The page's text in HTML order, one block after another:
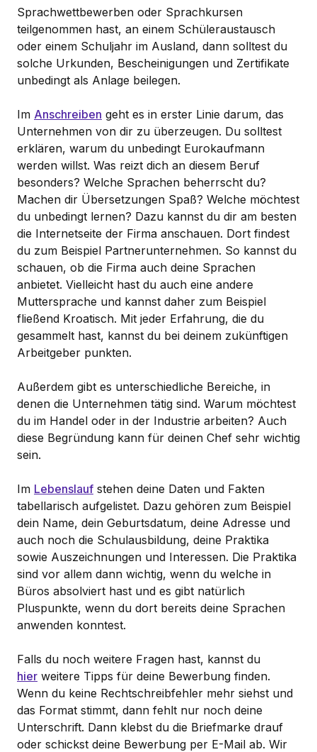
Sprachwettbewerben oder Sprachkursen
teilgenommen hast, an einem Schüleraustausch
oder einem Schuljahr im Ausland, dann solltest du
solche Urkunden, Bescheinigungen und Zertifikate
unbedingt als Anlage beilegen.
Im Anschreiben geht es in erster Linie darum, das
Unternehmen von dir zu überzeugen. Du solltest
erklären, warum du unbedingt Eurokaufmann
werden willst. Was reizt dich an diesem Beruf
besonders? Welche Sprachen beherrscht du?
Machen dir Übersetzungen Spaß? Welche möchtest
du unbedingt lernen? Dazu kannst du dir am besten
die Internetseite der Firma anschauen. Dort findest
du zum Beispiel Partnerunternehmen. So kannst du
schauen, ob die Firma auch deine Sprachen
anbietet. Vielleicht hast du auch eine andere
Muttersprache und kannst daher zum Beispiel
fließend Kroatisch. Mit jeder Erfahrung, die du
gesammelt hast, kannst du bei deinem zukünftigen
Arbeitgeber punkten.
Außerdem gibt es unterschiedliche Bereiche, in
denen die Unternehmen tätig sind. Warum möchtest
du im Handel oder in der Industrie arbeiten? Auch
diese Begründung kann für deinen Chef sehr wichtig
sein.
Im Lebenslauf stehen deine Daten und Fakten
tabellarisch aufgelistet. Dazu gehören zum Beispiel
dein Name, dein Geburtsdatum, deine Adresse und
auch noch die Schulausbildung, deine Praktika
sowie Auszeichnungen und Interessen. Die Praktika
sind vor allem dann wichtig, wenn du welche in
Büros absolviert hast und es gibt natürlich
Pluspunkte, wenn du dort bereits deine Sprachen
anwenden konntest.
Falls du noch weitere Fragen hast, kannst du
hier weitere Tipps für deine Bewerbung finden.
Wenn du keine Rechtschreibfehler mehr siehst und
das Format stimmt, dann fehlt nur noch deine
Unterschrift. Dann klebst du die Briefmarke drauf
oder schickst deine Bewerbung per E-Mail ab. Wir